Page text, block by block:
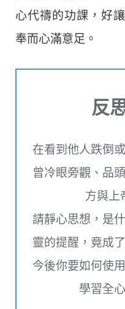
心代禱的功課，好
奉而心滿意足。
反
在看到他人跌倒
曾冷眼旁觀、品
方與上
請靜心思想，是
靈的提醒，竟成
今後你要如何使
學習全